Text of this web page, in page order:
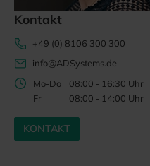
Kontakt
+49 (0) 8106 300 300
info@ADSystems.de
Mo-Do
08:00 - 16:30 Uhr
Fr
08:00 - 14:00 Uhr
KONTAKT